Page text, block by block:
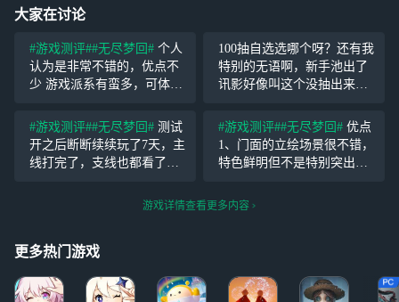
大家在讨论
#游戏测评##无尽梦回# 个人
认为是非常不错的，优点不
少 游戏派系有蛮多，可体验
蛮好看的，(超级喜欢西西弗)
流畅度很不错，我在游玩过
程中没有出现任何卡顿 剧情
100抽自选选哪个呀？还有我
特别的无语啊，新手池出了
讯影好像叫这个没抽出来之
它。。。
#游戏测评##无尽梦回# 测试
开之后断断续续玩了7天，主
线打完了，支线也都看了，
没有主线认真。 作为一个玩
觉得还不错吧，一些玩梗的
#游戏测评##无尽梦回# 优点
1、门面的立绘场景很不错，
特色鲜明但不是特别突出，
动探索收集，游戏中的打击
游戏详情查看更多内容
更多热门游戏